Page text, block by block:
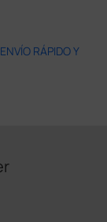
RÁPIDO Y